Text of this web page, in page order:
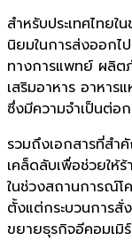
สำหรับประเทศไทย
นิยมในการส่งออกไ
ทางการแพทย์ ผลิ
เสริมอาหาร อาหา
ซึ่งมีความจำเป็นต่อ
รวมถึงเอกสารที่สำ
เคล็ดลับเพื่อช่วยให้ร้
ในช่วงสถานการณ์โ
ตั้งแต่กระบวนการสั่
ขยายธุรกิจอีคอมเมิ